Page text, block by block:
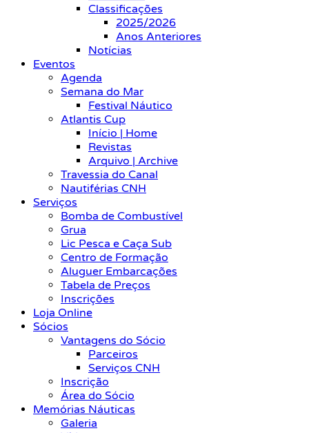
Classificações
2025/2026
Anos Anteriores
Notícias
Eventos
Agenda
Semana do Mar
Festival Náutico
Atlantis Cup
Início | Home
Revistas
Arquivo | Archive
Travessia do Canal
Nautiférias CNH
Serviços
Bomba de Combustível
Grua
Lic Pesca e Caça Sub
Centro de Formação
Aluguer Embarcações
Tabela de Preços
Inscrições
Loja Online
Sócios
Vantagens do Sócio
Parceiros
Serviços CNH
Inscrição
Área do Sócio
Memórias Náuticas
Galeria